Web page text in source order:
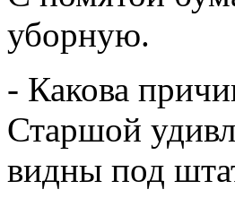
уборную.
- Какова
Старшой
видны под